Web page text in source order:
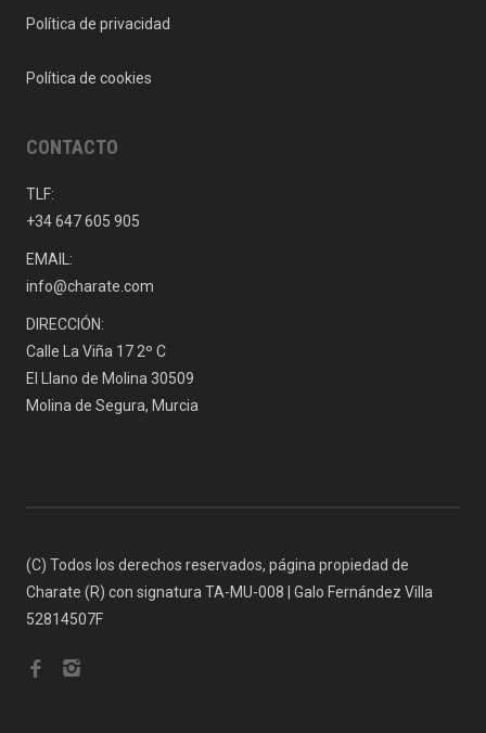
Política de privacidad
Política de cookies
CONTACTO
TLF:
+34 647 605 905
EMAIL:
info@charate.com
DIRECCIÓN:
Calle La Viña 17 2º C
El Llano de Molina 30509
Molina de Segura, Murcia
(C) Todos los derechos reservados, página propiedad de
Charate (R) con signatura TA-MU-008 | Galo Fernández Villa
52814507F